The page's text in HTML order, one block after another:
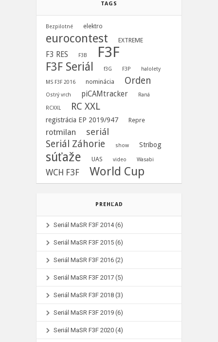
TAGS
Bezpilotné elektro
eurocontest EXTREME
F3 RES F3B F3F
F3F Seriál f3G F3P halolety
MS F3F 2016 nominácia Orden
Ostrý vrch piCAMtracker Raná
RCXXL RC XXL
registrácia EP 2019/947 Repre
rotmilan seriál
Seriál Záhorie show Stribog
súťaže UAS video Wasabi
WCH F3F World Cup
PREHĽAD
Seriál MaSR F3F 2014(6)
Seriál MaSR F3F 2015 (6)
Seriál MaSR F3F 2016 (2)
Seriál MaSR F3F 2017 (5)
Seriál MaSR F3F 2018 (3)
Seriál MaSR F3F 2019 (6)
Seriál MaSR F3F 2020 (4)